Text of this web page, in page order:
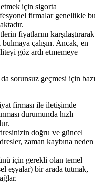
için sigorta
firmalar genellikle bu
fiyatlarını karşılaştırarak
çalışın. Ancak, en
göz ardı etmemeye
sorunsuz geçmesi için bazı
firması ile iletişimde
durumunda hızlı
doğru ve güncel
zaman kaybına neden
için gerekli olan temel
eşyalar) bir arada tutmak,